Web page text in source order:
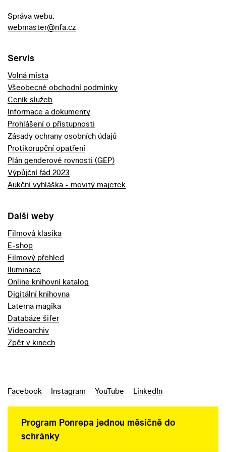
Správa webu:
webmaster@nfa.cz
Servis
Volná místa
Všeobecné obchodní podmínky
Ceník služeb
Informace a dokumenty
Prohlášení o přístupnosti
Zásady ochrany osobních údajů
Protikorupční opatření
Plán genderové rovnosti (GEP)
Výpůjční řád 2023
Aukční vyhláška - movitý majetek
Další weby
Filmová klasika
E-shop
Filmový přehled
Iluminace
Online knihovní katalog
Digitální knihovna
Laterna magika
Databáze šifer
Videoarchiv
Zpět v kinech
Facebook Instagram YouTube LinkedIn
Program Ponrepa jednou měsíčně do
schránky